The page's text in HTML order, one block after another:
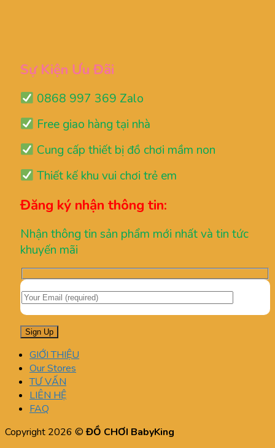
Sự Kiện Ưu Đãi
0868 997 369 Zalo
Free giao hàng tại nhà
Cung cấp thiết bị đồ chơi mầm non
Thiết kế khu vui chơi trẻ em
Đăng ký nhận thông tin:
Nhận thông tin sản phẩm mới nhất và tin tức
khuyến mãi
GIỚI THIỆU
Our Stores
TƯ VẤN
LIÊN HỆ
FAQ
Copyright 2026 ©ĐỒ CHƠI BabyKing